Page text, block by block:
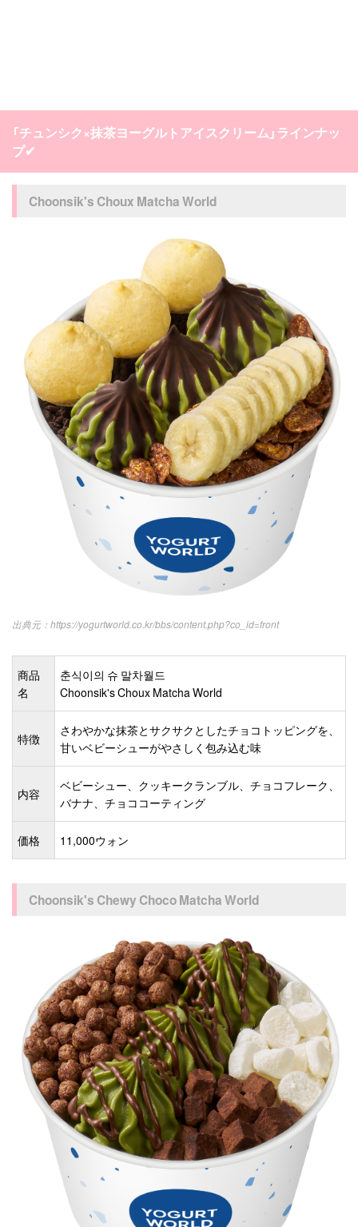
「チュンシク×抹茶ヨーグルトアイスクリーム」ラインナッ
プ✔
Choonsik's Choux Matcha World
https://yogurtworld.co.kr/bbs/content.php?co_id=front
商品
名
춘식이의 슈 말차월드
Choonsik's Choux Matcha World
特徴
さわやかな抹茶とサクサクとしたチョコトッピングを、
甘いベビーシューがやさしく包み込む味
内容
ベビーシュー、クッキークランブル、チョコフレーク、
バナナ、チョココーティング
価格 11,000ウォン
Choonsik's Chewy Choco Matcha World